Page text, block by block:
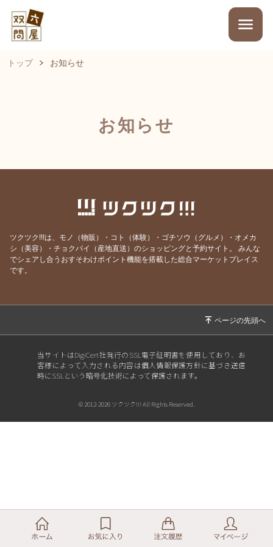
トップ お知らせ
お知らせ
ツクツク!!!は、モノ（物販）・コト（体験）・ゴチソウ（グルメ）・オメカ
シ（美容）・チョクバイ（産地直送）のショッピングと予約サイト。
みんな
でシェアし合うおすそわけポイント機能を搭載した総合マーケットプレイス
です。
当サイトはDigiCert社発行のSSL電子証明書を使用しており、お
客様によって入力される内容は個人情報保護方針に基づき送信
時にSSLという暗号化技術によって保護されます。
© 2012-2026 ツクツク!!! All Rights Reserved.